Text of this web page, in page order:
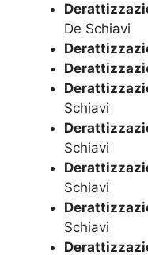
De Schiavi
Schiavi
Schiavi
Schiavi
Schiavi